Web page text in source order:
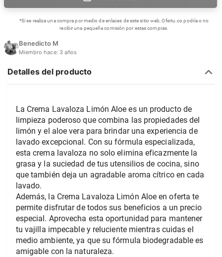
*Si se realiza una compra por medio de enlaces de este sitio web, Ofertu.co podría o no
recibir una pequeña comisión por estas compras.
Benedicto M
Miembro hace: 3 años
Detalles del producto
La Crema Lavaloza Limón Aloe es un producto de
limpieza poderoso que combina las propiedades del
limón y el aloe vera para brindar una experiencia de
lavado excepcional. Con su fórmula especializada,
esta crema lavaloza no solo elimina eficazmente la
grasa y la suciedad de tus utensilios de cocina, sino
que también deja un agradable aroma cítrico en cada
lavado.
Además, la Crema Lavaloza Limón Aloe en oferta te
permite disfrutar de todos sus beneficios a un precio
especial. Aprovecha esta oportunidad para mantener
tu vajilla impecable y reluciente mientras cuidas el
medio ambiente, ya que su fórmula biodegradable es
amigable con la naturaleza.